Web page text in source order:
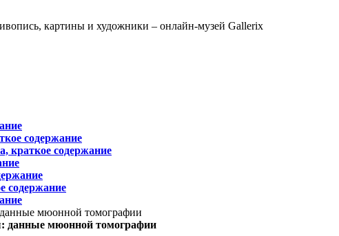
содержание
краткое содержание
содержание
данные мюонной томографии